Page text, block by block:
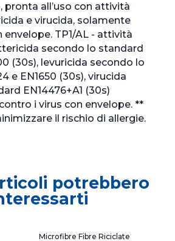
pronta all’uso con attività
e virucida, solamente
envelope. TP1/AL - attività
secondo lo standard
(30s), levuricida secondo lo
e EN1650 (30s), virucida
EN14476+A1 (30s)
i virus con envelope. **
il rischio di allergie.
potrebbero
Microfibre Fibre Riciclate